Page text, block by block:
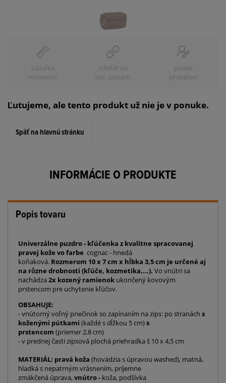
tabuľka
rozmerov
zdieľať na
soc. sietiach
poslať
priateľovi
Ľutujeme, ale tento produkt už nie je v ponuke.
Späť na hlavnú stránku
INFORMÁCIE O PRODUKTE
Popis tovaru
Univerzálne puzdro - kľúčenka z kvalitne spracovanej
pravej kože vo farbe cognac - hnedá
koňaková. Rozmerom 10 x 7 cm x hĺbka 3,5 cm je určené aj
na rôzne drobnosti (kľúče, kozmetika,...). Vo vnútri sa
nachádza 2x kozený ramienok ukončený kovovým
prstencom pre uchytenie kľúčov.
OBSAHUJE:
- vnútorný voľný priečinok so zapínaním na zips: po stranách s
koženými pútkami (každé s dĺžkou 5 cm)s
prstencom (priemer 2,8 cm)
- v prednej časti zipsová plochá priehradka š 10 x 4,5 cm
MATERIÁL: pravá koža (hovädzia s úpravou washed), matná,
hladká s nepatrným vrásnením, príjemne
zmäkčená úprava, vnútro - koža, podšívka